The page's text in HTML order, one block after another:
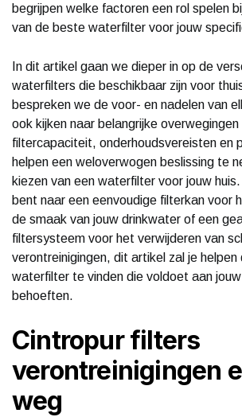
begrijpen welke factoren een rol spelen
van de beste waterfilter voor jouw
In dit artikel gaan we dieper in op de
waterfilters die beschikbaar zijn voor
bespreken we de voor- en nadelen van
ook kijken naar belangrijke overwegingen
filtercapaciteit, onderhoudsvereisten en
helpen een weloverwogen beslissing te
kiezen van een waterfilter voor jouw
bent naar een eenvoudige filterkan voor
de smaak van jouw drinkwater of een
filtersysteem voor het verwijderen van
verontreinigingen, dit artikel zal je
waterfilter te vinden die voldoet aan
behoeften.
Cintropur filters
verontreinigingen
weg